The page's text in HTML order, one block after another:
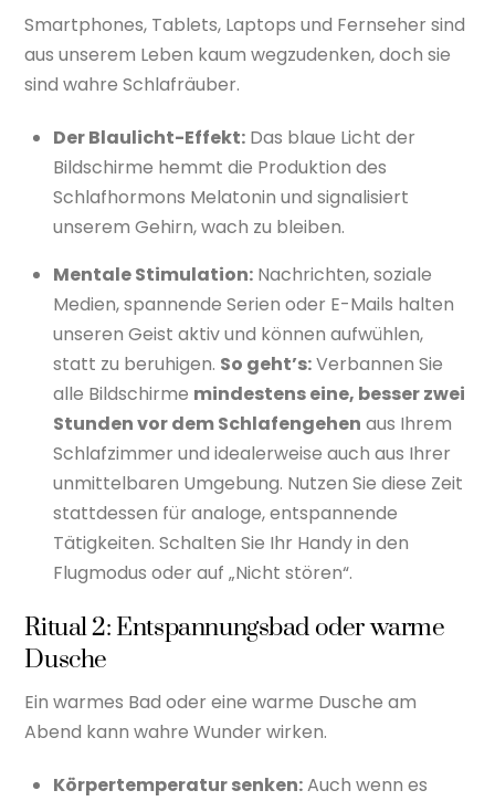
Smartphones, Tablets, Laptops und Fernseher sind
aus unserem Leben kaum wegzudenken, doch sie
sind wahre Schlafräuber.
Der Blaulicht-Effekt: Das blaue Licht der
Bildschirme hemmt die Produktion des
Schlafhormons Melatonin und signalisiert
unserem Gehirn, wach zu bleiben.
Mentale Stimulation: Nachrichten, soziale
Medien, spannende Serien oder E-Mails halten
unseren Geist aktiv und können aufwühlen,
statt zu beruhigen. So geht’s:Verbannen Sie
alle Bildschirme mindestens eine, besser zwei
Stunden vor dem Schlafengehen aus Ihrem
Schlafzimmer und idealerweise auch aus Ihrer
unmittelbaren Umgebung. Nutzen Sie diese Zeit
stattdessen für analoge, entspannende
Tätigkeiten. Schalten Sie Ihr Handy in den
Flugmodus oder auf „Nicht stören“.
Ritual 2: Entspannungsbad oder warme
Dusche
Ein warmes Bad oder eine warme Dusche am
Abend kann wahre Wunder wirken.
Körpertemperatur senken:Auch wenn es